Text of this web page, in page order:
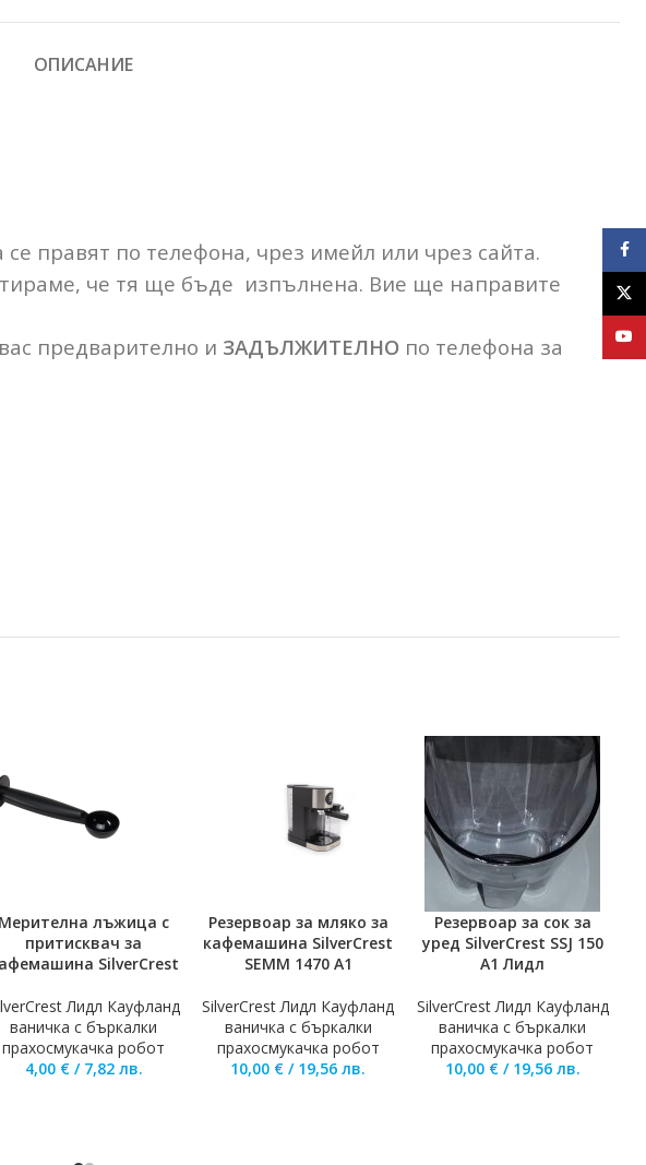
ОПИСАНИЕ
правят по телефона, чрез имейл или чрез сайта.
че тя ще бъде изпълнена. Вие ще направите
предварително и ЗАДЪЛЖИТЕЛНОпо телефона за
В КОЛИЧКАТА
Мерителна лъжица с
притисквач за
SilverCrest
Лидл Кауфланд
ваничка с бъркалки
прахосмукачка робот
4,00 € / 7,82 лв.
ДОБАВЯНЕ В КОЛИЧКАТА
Резервоар за мляко за
кафемашина SilverCrest
SEMM 1470 A1
SilverCrest Лидл Кауфланд
ваничка с бъркалки
прахосмукачка робот
10,00 € / 19,56лв.
ДОБАВЯНЕ В КОЛИЧКАТА
Резервоар за сок за
уред SilverCrest SSJ 150
A1 Лидл
SilverCrest Лидл Кауфланд
ваничка с бъркалки
прахосмукачка робот
10,00 € / 19,56 лв.